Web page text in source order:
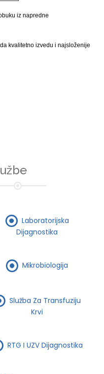
iz napredne
kvalitetno izvedu i najsloženije
Laboratorijska
Dijagnostika
Mikrobiologija
Služba Za Transfuziju
Krvi
RTG I UZV Dijagnostika